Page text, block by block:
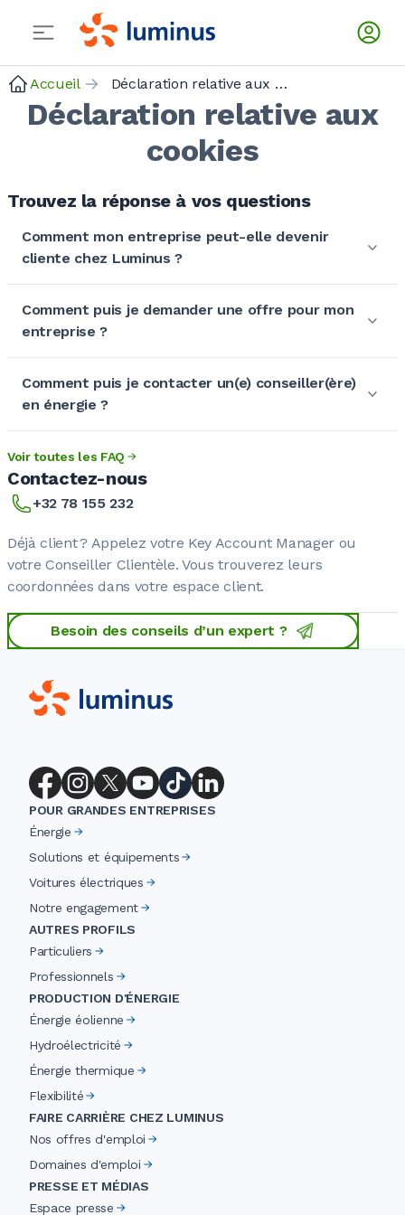
Accueil Déclaration relative aux cookies
Déclaration relative aux
cookies
Trouvez la réponse à vos questions
Comment mon entreprise peut-elle devenir
cliente chez Luminus ?
Comment puis je demander une offre pour mon
entreprise ?
Comment puis je contacter un(e) conseiller(ère)
en énergie ?
Voir toutes les FAQ
Contactez-nous
+32 78 155 232
Déjà client ? Appelez votre Key Account Manager ou
votre Conseiller Clientèle. Vous trouverez leurs
coordonnées dans votre espace client.
Besoin des conseils d’un expert ?
POUR GRANDES ENTREPRISES
Énergie
Solutions et équipements
Voitures électriques
Notre engagement
AUTRES PROFILS
Particuliers
Professionnels
PRODUCTION D'ÉNERGIE
Énergie éolienne
Hydroélectricité
Énergie thermique
Flexibilité
FAIRE CARRIÈRE CHEZ LUMINUS
Nos offres d'emploi
Domaines d'emploi
PRESSE ET MÉDIAS
Espace presse